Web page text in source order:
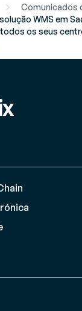
Comunicados
WMS em
os seus